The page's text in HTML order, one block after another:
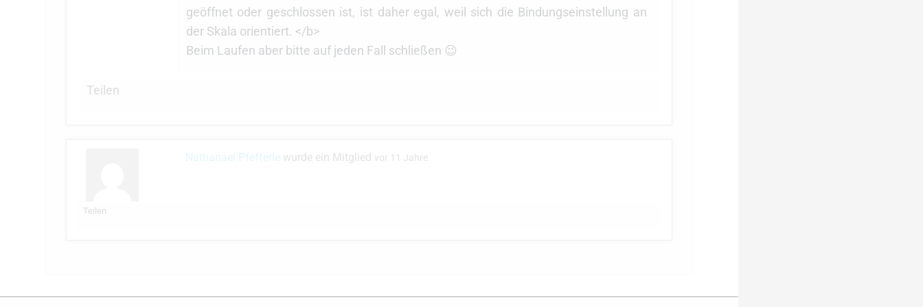
geöffnet oder geschlossen ist, ist daher egal, weil sich die Bindungseinstellung an
der Skala orientiert. </b>
Beim Laufen aber bitte auf jeden Fall schließen 😉
Teilen
Nathanael Pfefferle wurde ein Mitglied vor 11 Jahre
Teilen